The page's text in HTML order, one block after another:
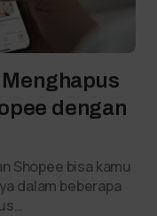
dengan
Shopee bisa kamu
dalam beberapa